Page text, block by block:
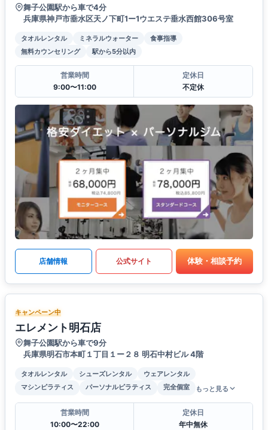
舞子公園駅から車で4分
兵庫県神戸市垂水区天ノ下町1ー1ウエステ垂水西館306号室
タオルレンタル ミネラルウォーター
食事指導
無料カウンセリング
駅から5分以内
営業時間
9:00〜11:00
定休日
不定休
店舗情報 公式サイト 体験・相談予約
キャンペーン中
エレメント明石店
舞子公園駅から車で9分
兵庫県明石市本町１丁目１ー２８ 明石中村ビル 4階
タオルレンタル シューズレンタル
ウェアレンタル
マシンピラティス
パーソナルピラティス 完全個室 もっと見る
営業時間
10:00〜22:00
定休日
年中無休